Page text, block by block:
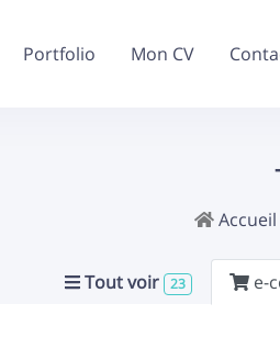
Portfolio Mon CV
Accueil
Tout voir 23 e-